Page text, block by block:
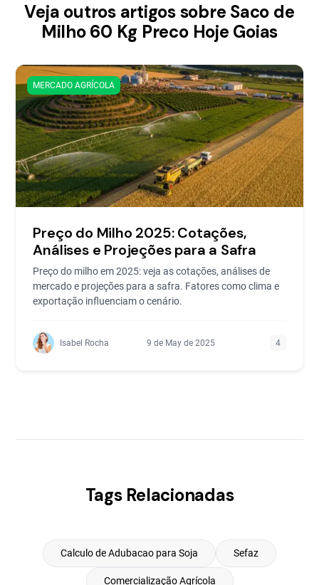
Veja outros artigos sobre Saco de
Milho 60 Kg Preco Hoje Goias
MERCADO AGRÍCOLA
Preço do Milho 2025: Cotações,
Análises e Projeções para a Safra
Preço do milho em 2025: veja as cotações, análises de
mercado e projeções para a safra. Fatores como clima e
exportação influenciam o cenário.
Isabel Rocha 9 de May de 2025 4
Tags Relacionadas
Calculo de Adubacao para Soja Sefaz
Comercialização Agrícola